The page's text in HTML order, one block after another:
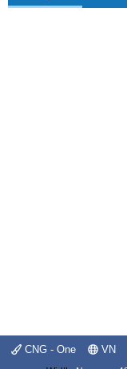
CNG - One VN